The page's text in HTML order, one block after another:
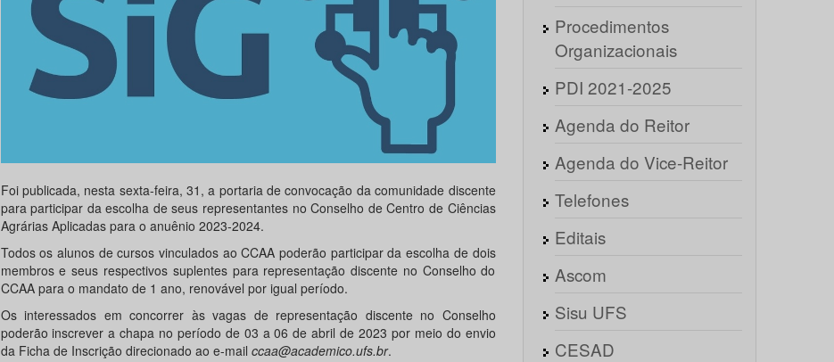
Foi publicada, nesta sexta-feira, 31, a portaria de convocação da comunidade discente
para participar da escolha de seus representantes no Conselho de Centro de Ciências
Agrárias Aplicadas para o anuênio 2023-2024.
Todos os alunos de cursos vinculados ao CCAA poderão participar da escolha de dois
membros e seus respectivos suplentes para representação discente no Conselho do
CCAA para o mandato de 1 ano, renovável por igual período.
Os interessados em concorrer às vagas de representação discente no Conselho
poderão inscrever a chapa no período de 03 a 06 de abril de 2023 por meio do envio
da Ficha de Inscrição direcionado ao e-mail ccaa@academico.ufs.br.
Procedimentos
Organizacionais
PDI 2021-2025
Agenda do Reitor
Agenda do Vice-Reitor
Telefones
Editais
Ascom
Sisu UFS
CESAD